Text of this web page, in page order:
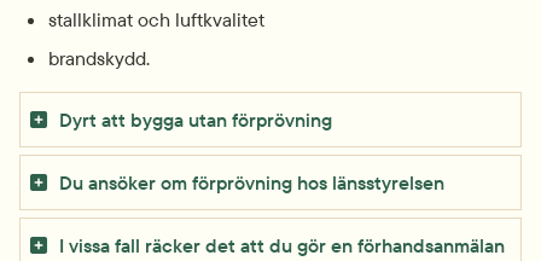
stallklimat och luftkvalitet
brandskydd.
Dyrt att bygga utan förprövning
Du ansöker om förprövning hos länsstyrelsen
I vissa fall räcker det att du gör en förhands­anmälan